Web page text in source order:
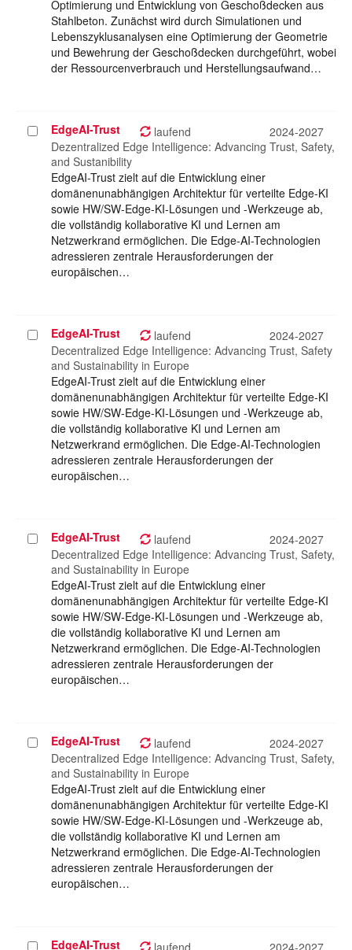
Optimierung und Entwicklung von Geschoßdecken aus
Stahlbeton. Zunächst wird durch Simulationen und
Lebenszyklusanalysen eine Optimierung der Geometrie
und Bewehrung der Geschoßdecken durchgeführt, wobei
der Ressourcenverbrauch und Herstellungsaufwand…
Projekt
auswählen
EdgeAI-Trust laufend
2024-2027
Dezentralized Edge Intelligence: Advancing Trust, Safety,
and Sustanibility
EdgeAI-Trust zielt auf die Entwicklung einer
domänenunabhängigen Architektur für verteilte Edge-KI
sowie HW/SW-Edge-KI-Lösungen und -Werkzeuge ab,
die vollständig kollaborative KI und Lernen am
Netzwerkrand ermöglichen. Die Edge-AI-Technologien
adressieren zentrale Herausforderungen der
europäischen…
Projekt
auswählen
EdgeAI-Trust laufend
2024-2027
Decentralized Edge Intelligence: Advancing Trust, Safety
and Sustainability in Europe
EdgeAI-Trust zielt auf die Entwicklung einer
domänenunabhängigen Architektur für verteilte Edge-KI
sowie HW/SW-Edge-KI-Lösungen und -Werkzeuge ab,
die vollständig kollaborative KI und Lernen am
Netzwerkrand ermöglichen. Die Edge-AI-Technologien
adressieren zentrale Herausforderungen der
europäischen…
Projekt
auswählen
EdgeAI-Trust laufend
2024-2027
Decentralized Edge Intelligence: Advancing Trust, Safety,
and Sustainability in Europe
EdgeAI-Trust zielt auf die Entwicklung einer
domänenunabhängigen Architektur für verteilte Edge-KI
sowie HW/SW-Edge-KI-Lösungen und -Werkzeuge ab,
die vollständig kollaborative KI und Lernen am
Netzwerkrand ermöglichen. Die Edge-AI-Technologien
adressieren zentrale Herausforderungen der
europäischen…
Projekt
auswählen
EdgeAI-Trust laufend
2024-2027
Decentralized Edge Intelligence: Advancing Trust, Safety,
and Sustainability in Europe
EdgeAI-Trust zielt auf die Entwicklung einer
domänenunabhängigen Architektur für verteilte Edge-KI
sowie HW/SW-Edge-KI-Lösungen und -Werkzeuge ab,
die vollständig kollaborative KI und Lernen am
Netzwerkrand ermöglichen. Die Edge-AI-Technologien
adressieren zentrale Herausforderungen der
europäischen…
ProjektEdgeAI-Trust